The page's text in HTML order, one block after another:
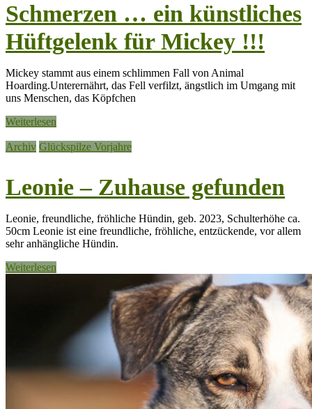
Schmerzen … ein künstliches
Hüftgelenk für Mickey !!!
Mickey stammt aus einem schlimmen Fall von Animal
Hoarding.Unterernährt, das Fell verfilzt, ängstlich im Umgang mit
uns Menschen, das Köpfchen
Weiterlesen
Archiv Glückspilze Vorjahre
Leonie – Zuhause gefunden
Leonie, freundliche, fröhliche Hündin, geb. 2023, Schulterhöhe ca.
50cm Leonie ist eine freundliche, fröhliche, entzückende, vor allem
sehr anhängliche Hündin.
Weiterlesen